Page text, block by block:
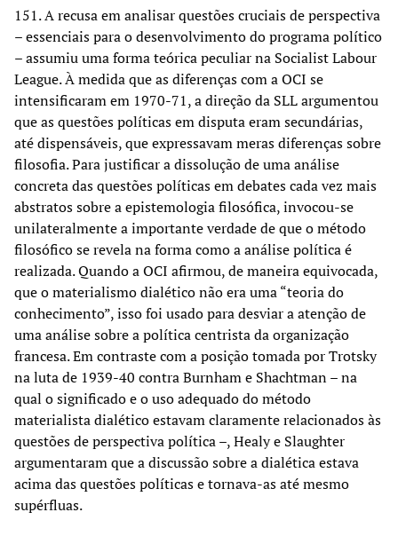
151. A recusa em analisar questões cruciais de perspectiva
– essenciais para o desenvolvimento do programa político
– assumiu uma forma teórica peculiar na Socialist Labour
League. À medida que as diferenças com a OCI se
intensificaram em 1970-71, a direção da SLL argumentou
que as questões políticas em disputa eram secundárias,
até dispensáveis, que expressavam meras diferenças sobre
filosofia. Para justificar a dissolução de uma análise
concreta das questões políticas em debates cada vez mais
abstratos sobre a epistemologia filosófica, invocou-se
unilateralmente a importante verdade de que o método
filosófico se revela na forma como a análise política é
realizada. Quando a OCI afirmou, de maneira equivocada,
que o materialismo dialético não era uma “teoria do
conhecimento”, isso foi usado para desviar a atenção de
uma análise sobre a política centrista da organização
francesa. Em contraste com a posição tomada por Trotsky
na luta de 1939-40 contra Burnham e Shachtman – na
qual o significado e o uso adequado do método
materialista dialético estavam claramente relacionados às
questões de perspectiva política –, Healy e Slaughter
argumentaram que a discussão sobre a dialética estava
acima das questões políticas e tornava-as até mesmo
supérfluas.